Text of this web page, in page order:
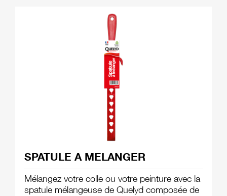
SPATULE A MELANGER
Mélangez votre colle ou votre peinture avec la
spatule mélangeuse de Quelyd composée de